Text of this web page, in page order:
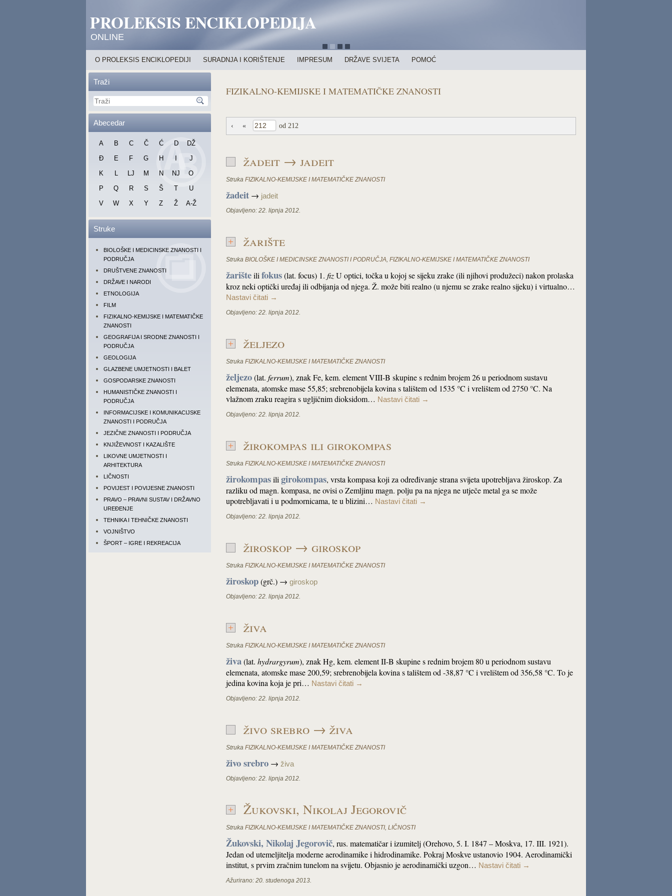
PROLEKSIS ENCIKLOPEDIJA
ONLINE
O PROLEKSIS ENCIKLOPEDIJI SURADNJA I KORIŠTENJE IMPRESUM DRŽAVE SVIJETA POMOĆ
Traži
Abecedar
A B C Č Ć D
DŽ
Đ
E F G H
J
K
L LJ M N NJ
O
P
Q R S Š T
U
V
W X Y Z Ž A-Ž
Struke
BIOLOŠKE I MEDICINSKE ZNANOSTI I
PODRUČJA
DRUŠTVENE ZNANOSTI
DRŽAVE I NARODI
ETNOLOGIJA
FILM
FIZIKALNO-KEMIJSKE I MATEMATIČKE
ZNANOSTI
GEOGRAFIJA I SRODNE ZNANOSTI I
PODRUČJA
GEOLOGIJA
GLAZBENE UMJETNOSTI I BALET
GOSPODARSKE ZNANOSTI
HUMANISTIČKE ZNANOSTI I
PODRUČJA
INFORMACIJSKE I KOMUNIKACIJSKE
ZNANOSTI I PODRUČJA
JEZIČNE ZNANOSTI I PODRUČJA
KNJIŽEVNOST I KAZALIŠTE
LIKOVNE UMJETNOSTI I
ARHITEKTURA
LIČNOSTI
POVIJEST I POVIJESNE ZNANOSTI
PRAVO – PRAVNI SUSTAV I DRŽAVNO
UREĐENJE
TEHNIKA I TEHNIČKE ZNANOSTI
VOJNIŠTVO
ŠPORT – IGRE I REKREACIJA
FIZIKALNO-KEMIJSKE I MATEMATIČKE ZNANOSTI
‹ « od 212
žadeit → jadeit
Struka FIZIKALNO-KEMIJSKE I MATEMATIČKE ZNANOSTI
žadeit → jadeit
Objavljeno: 22. lipnja 2012.
žarište
Struka BIOLOŠKE I MEDICINSKE ZNANOSTI I PODRUČJA, FIZIKALNO-KEMIJSKE I MATEMATIČKE ZNANOSTI
žarišteili fokus(lat. focus) 1. fizU optici, točka u kojoj se sijeku zrake (ili njihovi produžeci) nakon prolaska
kroz neki optički uređaj ili odbijanja od njega. Ž. može biti realno (u njemu se zrake realno sijeku) i virtualno…
Nastavi čitati →
Objavljeno: 22. lipnja 2012.
željezo
Struka FIZIKALNO-KEMIJSKE I MATEMATIČKE ZNANOSTI
željezo(lat. ferrum), znak Fe, kem. element VIII-B skupine s rednim brojem 26 u periodnom sustavu
elemenata, atomske mase 55,85; srebrenobijela kovina s talištem od 1535 °C i vrelištem od 2750 °C. Na
vlažnom zraku reagira s ugljičnim dioksidom… Nastavi čitati →
Objavljeno: 22. lipnja 2012.
žirokompas ili girokompas
Struka FIZIKALNO-KEMIJSKE I MATEMATIČKE ZNANOSTI
žirokompasili girokompas, vrsta kompasa koji za određivanje strana svijeta upotrebljava žiroskop. Za
razliku od magn. kompasa, ne ovisi o Zemljinu magn. polju pa na njega ne utječe metal ga se može
upotrebljavati i u podmornicama, te u blizini… Nastavi čitati →
Objavljeno: 22. lipnja 2012.
žiroskop → giroskop
Struka FIZIKALNO-KEMIJSKE I MATEMATIČKE ZNANOSTI
žiroskop(grč.) → giroskop
Objavljeno: 22. lipnja 2012.
živa
Struka FIZIKALNO-KEMIJSKE I MATEMATIČKE ZNANOSTI
živa(lat. hydrargyrum), znak Hg, kem. element II-B skupine s rednim brojem 80 u periodnom sustavu
elemenata, atomske mase 200,59; srebrenobijela kovina s talištem od -38,87 °C i vrelištem od 356,58 °C. To je
jedina kovina koja je pri… Nastavi čitati →
Objavljeno: 22. lipnja 2012.
živo srebro → živa
Struka FIZIKALNO-KEMIJSKE I MATEMATIČKE ZNANOSTI
živo srebro → živa
Objavljeno: 22. lipnja 2012.
Žukovski, Nikolaj Jegorovič
Struka FIZIKALNO-KEMIJSKE I MATEMATIČKE ZNANOSTI, LIČNOSTI
Žukovski, Nikolaj Jegorovič, rus. matematičar i izumitelj (Orehovo, 5. I. 1847 – Moskva, 17. III. 1921).
Jedan od utemeljitelja moderne aerodinamike i hidrodinamike. Pokraj Moskve ustanovio 1904. Aerodinamički
institut, s prvim zračnim tunelom na svijetu. Objasnio je aerodinamički uzgon… Nastavi čitati →
Ažurirano: 20. studenoga 2013.